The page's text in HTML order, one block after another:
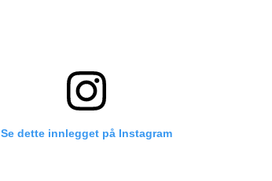
Se dette innlegget på Instagram